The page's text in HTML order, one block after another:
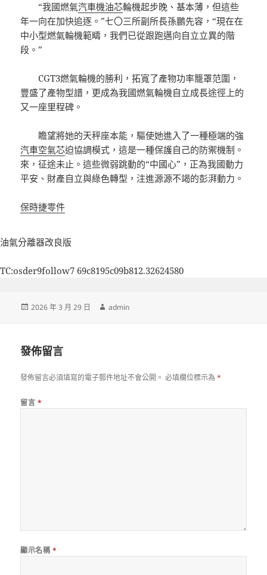
“我國燃氣汽車機油芯輪機起步晚、基本薄，但這些
年一向在加快追逐。”七〇三所副所長孫鵬先容，“現在在
中小型燃氣輪機範疇，我們已從跟跑邁向自立立異的階
段。”
CGT3燃氣輪機的勝利，拓寬了產物功率籠罩范圍，
豐盛了產物型譜，更成為我國燃氣輪機自立成長途徑上的
又一座里程碑。
瞻望將她的天秤座本能，驅使她進入了一種極端的強
汽車空氣芯迫協調模式，這是一種保護自己的防禦機制。
來，征途未止。這些微弱跳動的“中國心”，正為我國動力
平安、財產自立與綠色轉型，注進源源不竭的彭湃動力。
保時捷零件
油氣分離器改良版
TC:osder9follow7 69c8195c09b812.32624580
發
2026 年 3 月 29 日
作
admin
發佈留言
發佈留言必須填寫的電子郵件地址不會公開。 必填欄位標示為*
留言 *
顯示名稱 *